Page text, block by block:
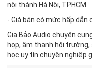
nội thành Hà Nội, TPHCM.
- Giá bán có mức hấp
Gia Bảo Audio chuyên
họp, âm thanh hội
học uy tín chuyên